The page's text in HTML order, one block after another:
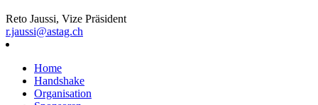
Reto Jaussi, Vize Präsident
r.jaussi@astag.ch
Home
Handshake
Organisation